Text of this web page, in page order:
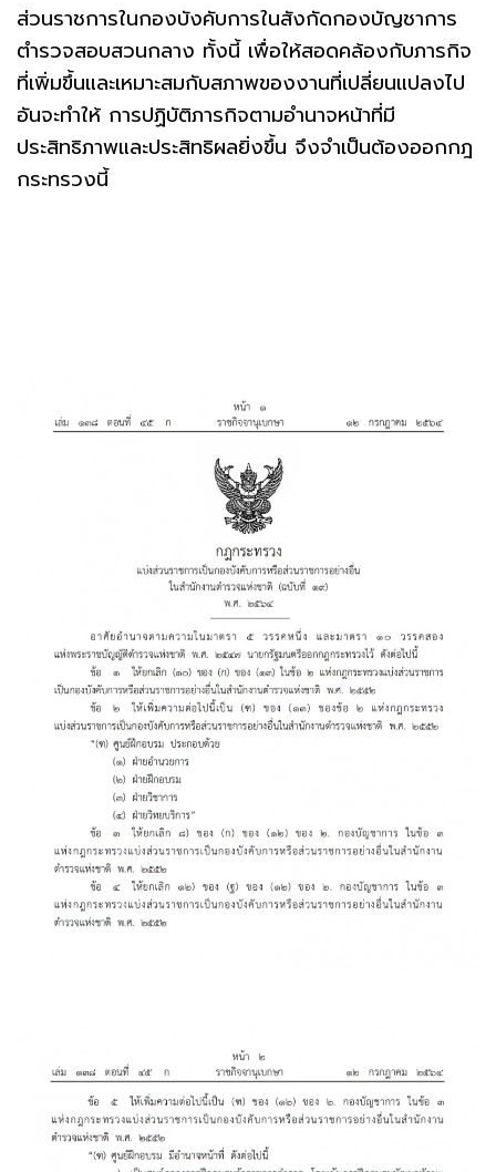
ส่วนราชการในกองบังคับการในสังกัดกองบัญชาการ
ตํารวจสอบสวนกลาง ทั้งนี้ เพื่อให้สอดคล้องกับภารกิจ
ที่เพิ่มขึ้นและเหมาะสมกับสภาพของงานที่เปลี่ยนแปลงไป
อันจะทําให้ การปฏิบัติภารกิจตามอํานาจหน้าที่มี
ประสิทธิภาพและประสิทธิผลยิ่งขึ้น จึงจําเป็นต้องออกกฎ
กระทรวงนี้